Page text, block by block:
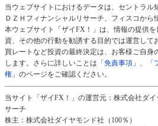
当ウェブサイトにおけるデータは、セントラル
ＤＺＨフィナンシャルリサーチ、フィスコから
本ウェブサイト「ザイFX！」は、情報の提供
資、その他の行動を勧誘する目的では運営して
買レートなど投資の最終決定は、お客様ご自身
します。さらに詳しいことは 「免責事項」 、
権」 のページをご確認ください。
当サイト「ザイFX！」の運営元：株式会社ダ
サーチ
株主：株式会社ダイヤモンド社（100％）